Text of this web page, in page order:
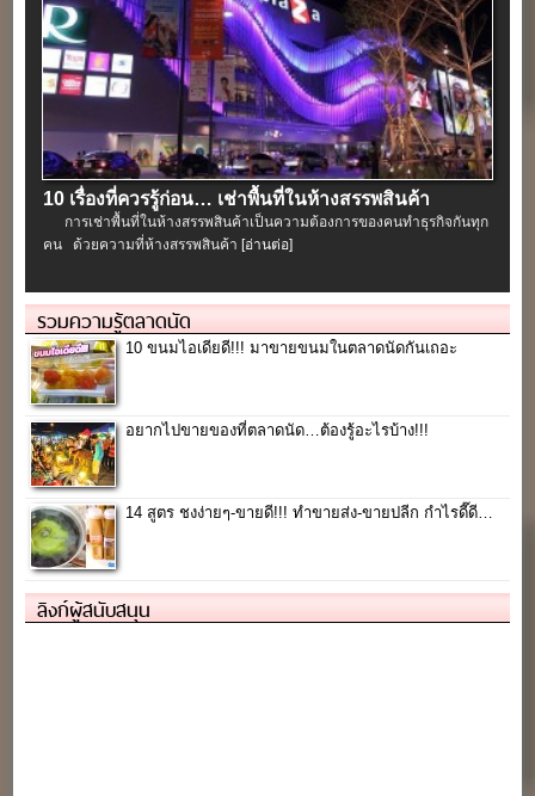
10 เรื่องที่ควรรู้ก่อน… เช่าพื้นที่ในห้างสรรพสินค้า
การเช่าพื้นที่ในห้างสรรพสินค้าเป็นความต้องการของคนทำธุรกิจกันทุก
คน ด้วยความที่ห้างสรรพสินค้า[อ่านต่อ]
รวมความรู้ตลาดนัด
10 ขนมไอเดียดี!!! มาขายขนมในตลาดนัดกันเถอะ
อยากไปขายของที่ตลาดนัด…ต้องรู้อะไรบ้าง!!!
14 สูตร ชงง่ายๆ-ขายดี!!! ทำขายส่ง-ขายปลีก กำไรดี๊ดี…
ลิงก์ผู้สนับสนุน